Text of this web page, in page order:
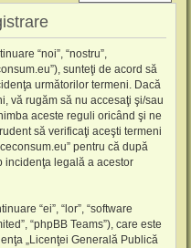
“noi”, “nostru”,
sunteţi de acord să
următorilor termeni. Dacă
vă rugăm să nu accesaţi şi/sau
aceste reguli oricând şi ne
să verificaţi aceşti termeni
pentru că după
incidenţa legală a acestor
“ei”, “lor”, “software
“phpBB Teams”), care este
„Licenţei Generală Publică